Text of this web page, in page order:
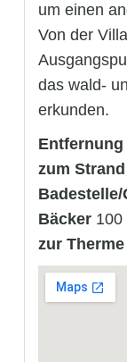
um einen
Von der
das wald-
erkunden.
Entfernung
zum Strand
Badestelle/
Bäcker 100
zur Therme